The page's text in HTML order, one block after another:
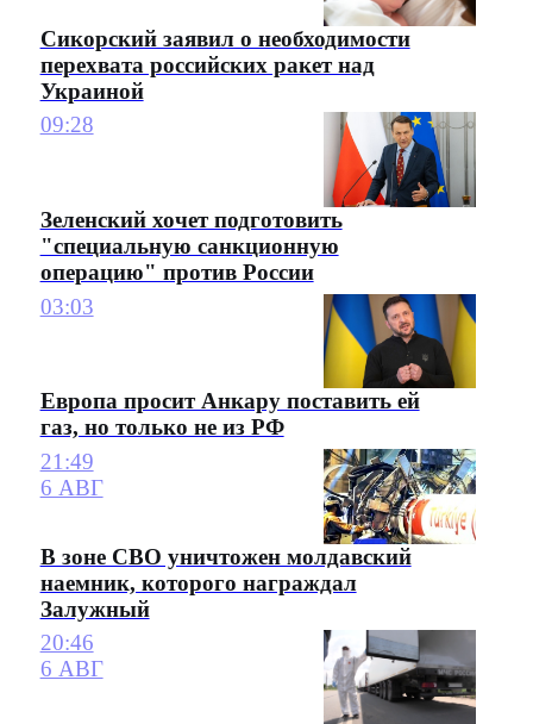
Сикорский заявил о необходимости
перехвата российских ракет над
Украиной
09:28
Зеленский хочет подготовить
"специальную санкционную
операцию" против России
03:03
Европа просит Анкару поставить ей
газ, но только не из РФ
21:49
6 АВГ
В зоне СВО уничтожен молдавский
наемник, которого награждал
Залужный
20:46
6 АВГ